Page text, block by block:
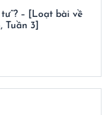
– [Loạt bài về
3]